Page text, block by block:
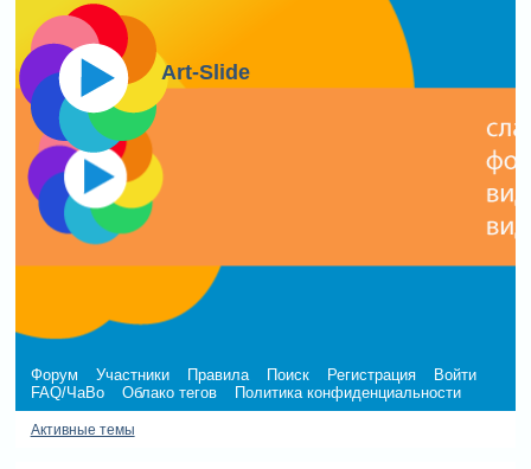
Art-Slide
Форум Участники Правила Поиск Регистрация
Войти
FAQ/ЧаВо
Облако тегов Политика конфиденциальности
Активные темы